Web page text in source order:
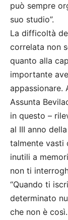
può sempre
suo studio”.
La difficoltà
correlata non
quanto alla
importante
appassionare.
Assunta
in questo –
al III anno
talmente vasti
inutili a
non ti
“Quando ti
determinato
che non è